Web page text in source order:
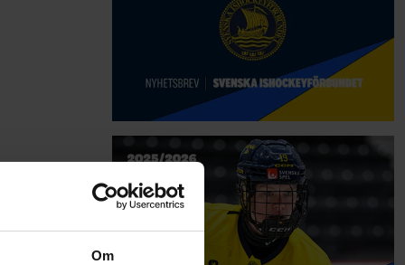
Om